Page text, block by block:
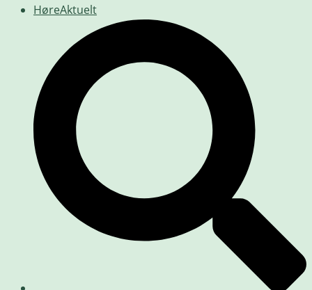
HøreAktuelt